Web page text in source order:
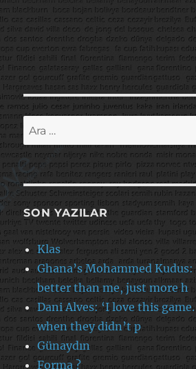
Ara:
SON YAZILAR
Klas
Ghana’s Mohammed
better than me, just more h
Dani Alves: ‘I love this
when they didn’t p
Günaydın
Forma ?